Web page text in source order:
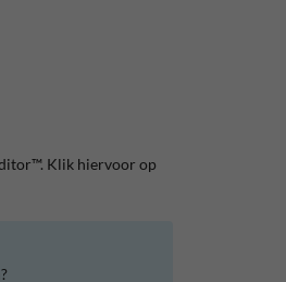
Klik hiervoor op